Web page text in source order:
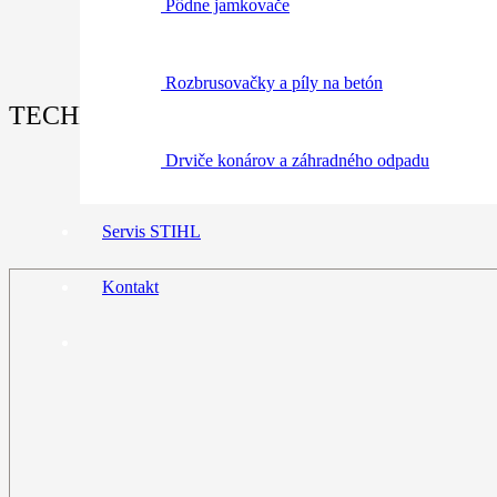
Pôdne jamkovače
Rozbrusovačky a píly na betón
Drviče konárov a záhradného odpadu
Servis STIHL
Kontakt
TECHNICKÉ ÚDAJE: